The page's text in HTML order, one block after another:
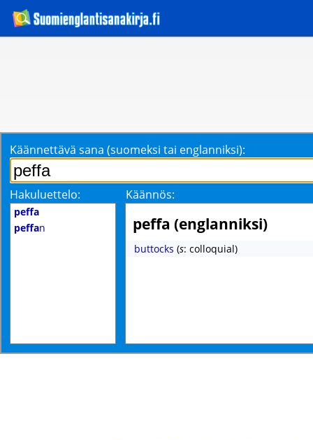
Käännettävä sana (suomeksi tai englanniksi):
Hakuluettelo: Käännös:
peffa
peffan peffa (englanniksi)
buttocks (s: colloquial)